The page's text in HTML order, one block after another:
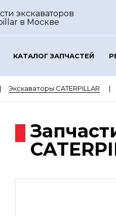
экскаваторов
в Москве
КАТАЛОГ ЗАПЧАСТЕЙ
Экскаваторы CATERPILLAR